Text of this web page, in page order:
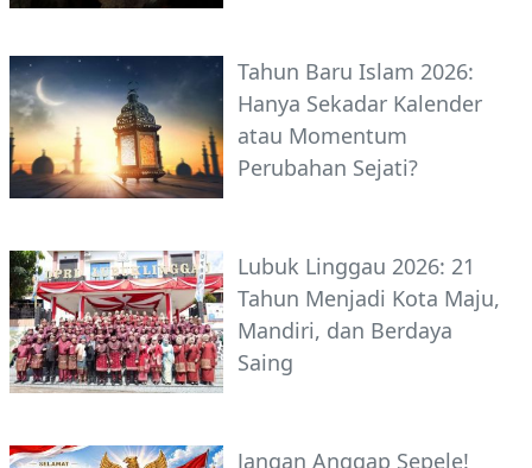
Tahun Baru Islam 2026:
Hanya Sekadar Kalender
atau Momentum
Perubahan Sejati?
Lubuk Linggau 2026: 21
Tahun Menjadi Kota Maju,
Mandiri, dan Berdaya
Saing
Jangan Anggap Sepele!